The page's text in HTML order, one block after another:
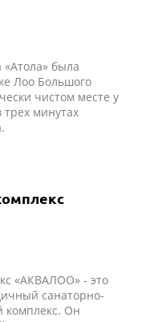
была
Лоо Большого
чистом месте у
трех минутах
«АКВАЛОО» - это
санаторно-
комплекс. Он